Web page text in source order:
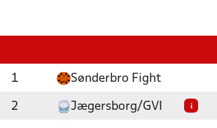
1 Sønderbro Fight
2 Jægersborg/GVI i